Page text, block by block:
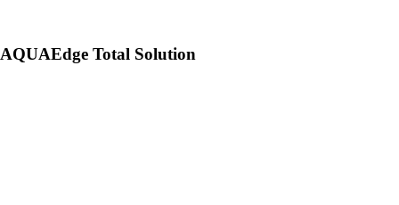
AQUAEdge Total Solution